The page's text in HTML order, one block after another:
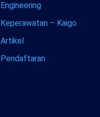
Engineering
Keperawatan – Kaigo
Artikel
Pendaftaran